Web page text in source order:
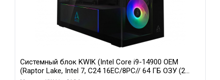
Системный блок KWIK (Intel Core i9-14900 OEM
(Raptor Lake, Intel 7, C24 16EC/8PC// 64 ГБ ОЗУ (2